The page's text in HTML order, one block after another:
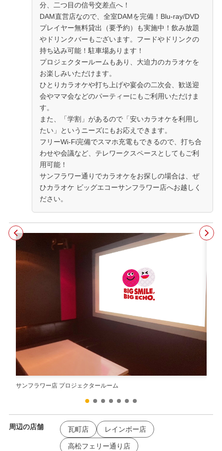
分、二つ目の信号交差点へ！
DAM直営店なので、全室DAMを完備！Blu-ray/DVD
プレイヤー無料貸出（要予約）も実施中！飲み放題
やドリンクバーもございます。フードやドリンクの
持ち込み可能！駐車場あります！
プロジェクタールームもあり、大迫力のカラオケを
お楽しみいただけます。
ひとりカラオケや打ち上げや宴会の二次会、歓送迎
会やママ会などのパーティーにもご利用いただけま
す。
また、「学割」があるので「安いカラオケを利用し
たい」というニーズにもお応えできます。
フリーWi-Fi完備でスマホ充電もできるので、打ち合
わせや会議など、テレワークスペースとしてもご利
用可能！
サンフラワー通りでカラオケをお探しの場合は、ぜ
ひカラオケ ビッグエコーサンフラワー店へお越しく
ださい。
サンフラワー店 プロジェクタールーム
周辺の店舗 瓦町店 レインボー店
高松フェリー通り店